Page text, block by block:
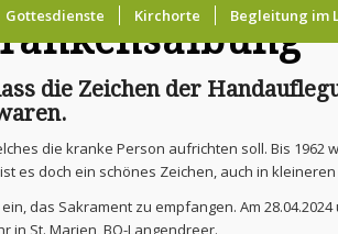
Gottesdienste Kirchorte Begleitung im
die Zeichen der
die kranke Person aufrichten soll. Bis
es doch ein schönes Zeichen, auch in
das Sakrament zu empfangen. Am 28.04.2024
in St. Marien, BO-Langendreer.